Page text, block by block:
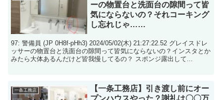
ーの物置台と洗面台の隙間って皆
気にならないの？それコーキング
し忘れじゃ……
97: 警備員 (JP 0H8f-pHh3) 2024/05/02(木) 21:27:22.52 グレイスドレ
ッサーの物置台と洗面台の隙間って皆気にならないの？インスタとか
みたら大体あるんだけど皆我慢してるの？ スポンジ露出して...
一条工務店
【一条工務店】引き渡し前にオー